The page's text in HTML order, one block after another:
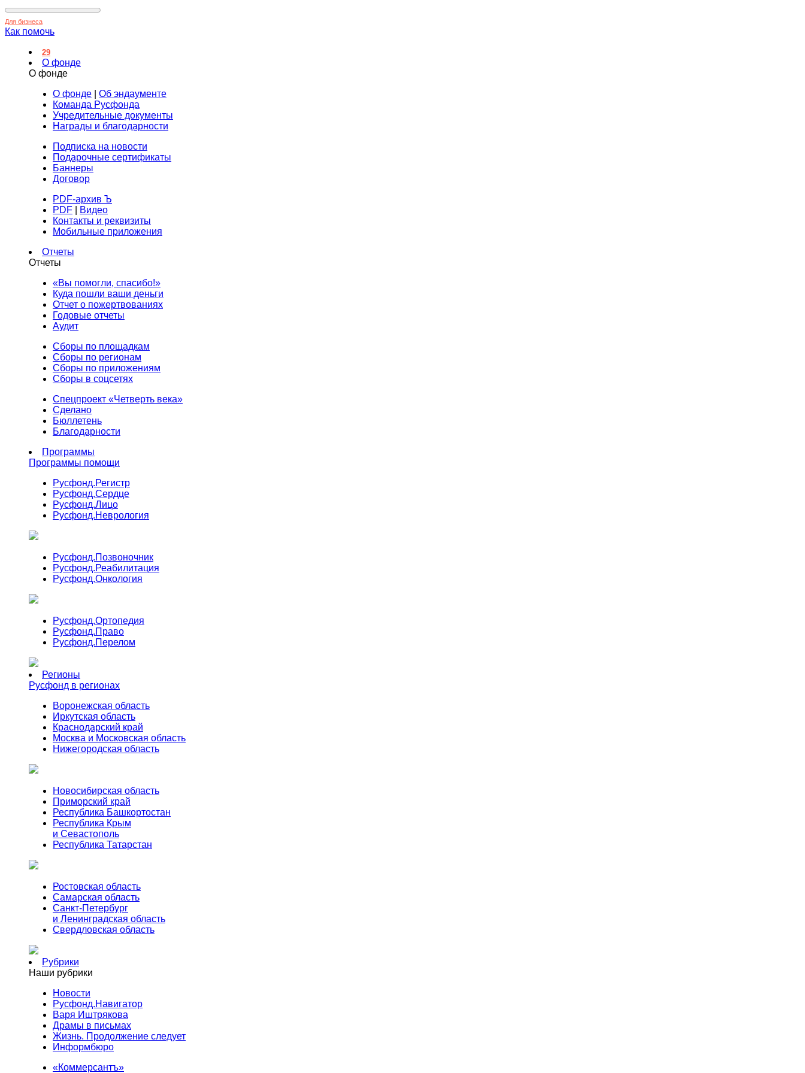
Для бизнеса
Как помочь
29
О фонде
О фонде
О фонде
Об эндаументе
Команда Русфонда
Учредительные документы
Награды и благодарности
Подписка на новости
Подарочные сертификаты
Баннеры
Договор
PDF-архив Ъ
PDF
Видео
Контакты и реквизиты
Мобильные приложения
Отчеты
Отчеты
«Вы помогли, спасибо!»
Куда пошли ваши деньги
Отчет о пожертвованиях
Годовые отчеты
Аудит
Сборы по площадкам
Сборы по регионам
Сборы по приложениям
Сборы в соцсетях
Спецпроект «Четверть века»
Сделано
Бюллетень
Благодарности
Программы
Программы помощи
Русфонд.Регистр
Русфонд.Сердце
Русфонд.Лицо
Русфонд.Неврология
Русфонд.Позвоночник
Русфонд.Реабилитация
Русфонд.Онкология
Русфонд.Ортопедия
Русфонд.Право
Русфонд.Перелом
Регионы
Русфонд в регионах
Воронежская область
Иркутская область
Краснодарский край
Москва и Московская область
Нижегородская область
Новосибирская область
Приморский край
Республика Башкортостан
Республика Крым
и Севастополь
Республика Татарстан
Ростовская область
Самарская область
Санкт-Петербург
и Ленинградская область
Свердловская область
Рубрики
Наши рубрики
Новости
Русфонд.Навигатор
Варя Иштрякова
Драмы в письмах
Жизнь. Продолжение следует
Информбюро
«Коммерсантъ»